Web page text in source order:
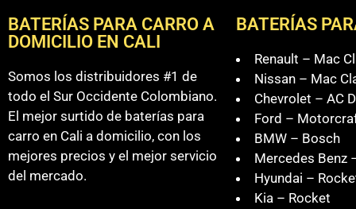
BATERÍAS PARA CARRO A
DOMICILIO EN CALI
Somos los distribuidores #1 de
todo el Sur Occidente Colombiano.
El mejor surtido de baterías para
carro en Cali a domicilio, con los
mejores precios y el mejor servicio
del mercado.
BATERÍAS
Renault – Mac
Nissan – Mac
Chevrolet – AC
Ford –
BMW – Bosch
Mercedes Benz
Hyundai –
Kia – Rocket